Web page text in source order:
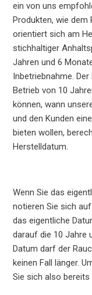
ein von uns
Produkten, wie dem
orientiert sich am
stichhaltiger
Jahren und 6
Inbetriebnahme.
Betrieb von 10
können, wann
und den Kunden
bieten wollen,
Herstelldatum.
Wenn Sie das
notieren Sie sich
das eigentliche
darauf die 10 Jahre
Datum darf der
keinen Fall länger.
Sie sich also